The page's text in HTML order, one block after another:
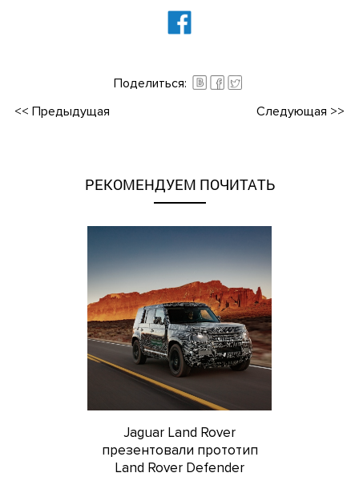
Поделиться:
<< Предыдущая Следующая >>
РЕКОМЕНДУЕМ ПОЧИТАТЬ
Jaguar Land Rover
презентовали прототип
Land Rover Defender